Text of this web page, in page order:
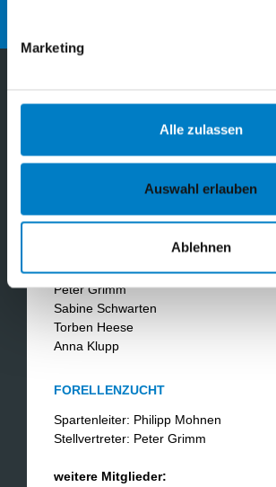
Marketing
Alle zulassen
Auswahl erlauben
Ablehnen
PRÄSIDIUM
Präsidentin: Isabell Schwegel
Vizepräsidenten: Philipp Mohnen und
Alfred Stier
Peter Grimm
Sabine Schwarten
Torben Heese
​Anna Klupp
FORELLENZUCHT
Spartenleiter: Philipp Mohnen
Stellvertreter: Peter Grimm
weitere Mitglieder: